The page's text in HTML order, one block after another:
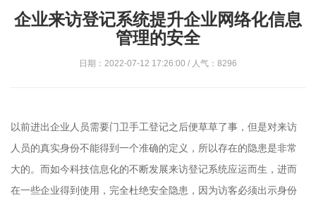
企业来访登记系统提升企业网络化信息
管理的安全
日期：2022-07-12 17:26:00 / 人气：8296
以前进出企业人员需要门卫手工登记之后便草草了事，但是对来访
人员的真实身份不能得到一个准确的定义，所以存在的隐患是非常
大的。而如今科技信息化的不断发展来访登记系统应运而生，进而
在一些企业得到使用，完全杜绝安全隐患，因为访客必须出示身份